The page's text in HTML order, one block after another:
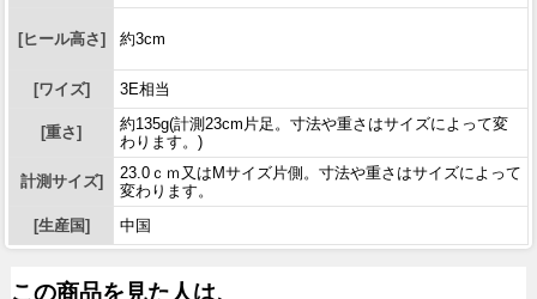
[ヒール高さ] 約3cm
[ワイズ] 3E相当
[重さ]
約135g(計測23cm片足。寸法や重さはサイズによって変
わります。)
計測サイズ]
23.0ｃｍ又はMサイズ片側。寸法や重さはサイズによって
変わります。
[生産国]
中国
この商品を見た人は、